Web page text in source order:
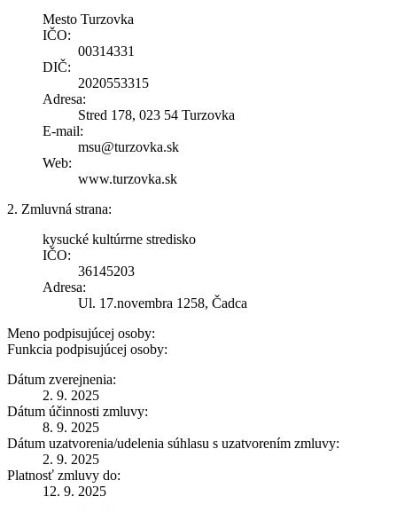
Mesto Turzovka
IČO:
00314331
DIČ:
2020553315
Adresa:
Stred 178, 023 54 Turzovka
E-mail:
msu@turzovka.sk
Web:
www.turzovka.sk
2. Zmluvná strana:
kysucké kultúrrne stredisko
IČO:
36145203
Adresa:
Ul. 17.novembra 1258, Čadca
Meno podpisujúcej osoby:
Funkcia podpisujúcej osoby:
Dátum zverejnenia:
2. 9. 2025
Dátum účinnosti zmluvy:
8. 9. 2025
Dátum uzatvorenia/udelenia súhlasu s uzatvorením zmluvy:
2. 9. 2025
Platnosť zmluvy do:
12. 9. 2025